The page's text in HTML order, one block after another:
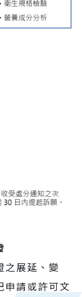
之展延、變
申請或許可文